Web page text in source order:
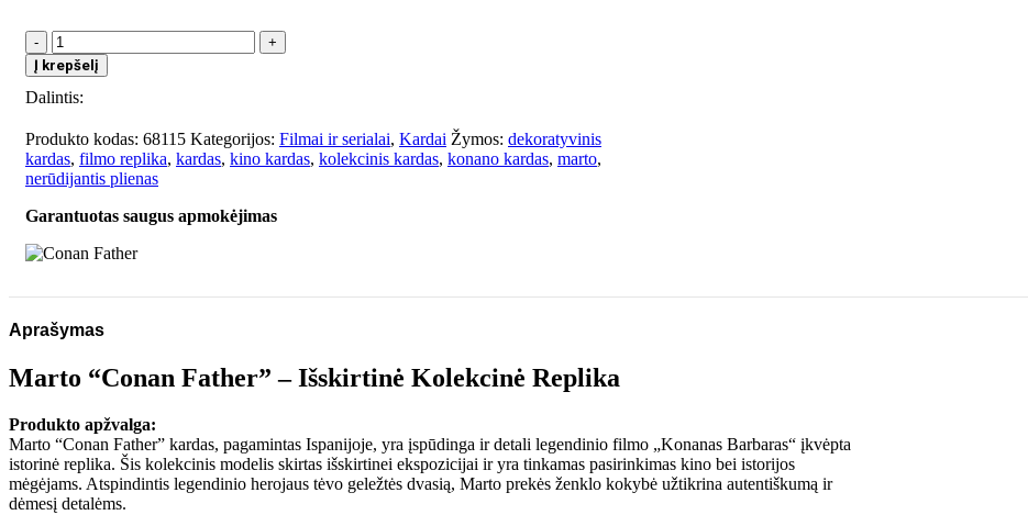
produkto
kiekis:
Conan
Father
Į krepšelį
Dalintis:
Produkto kodas: 68115 Kategorijos: Filmai ir serialai, Kardai Žymos: dekoratyvinis
kardas, filmo replika, kardas, kino kardas, kolekcinis kardas, konano kardas, marto,
nerūdijantis plienas
Garantuotas saugus apmokėjimas
Aprašymas
Marto “Conan Father” – Išskirtinė Kolekcinė Replika
Produkto apžvalga:
Marto “Conan Father” kardas, pagamintas Ispanijoje, yra įspūdinga ir detali legendinio filmo „Konanas Barbaras“ įkvėpta
istorinė replika. Šis kolekcinis modelis skirtas išskirtinei ekspozicijai ir yra tinkamas pasirinkimas kino bei istorijos
mėgėjams. Atspindintis legendinio herojaus tėvo geležtės dvasią, Marto prekės ženklo kokybė užtikrina autentiškumą ir
dėmesį detalėms.